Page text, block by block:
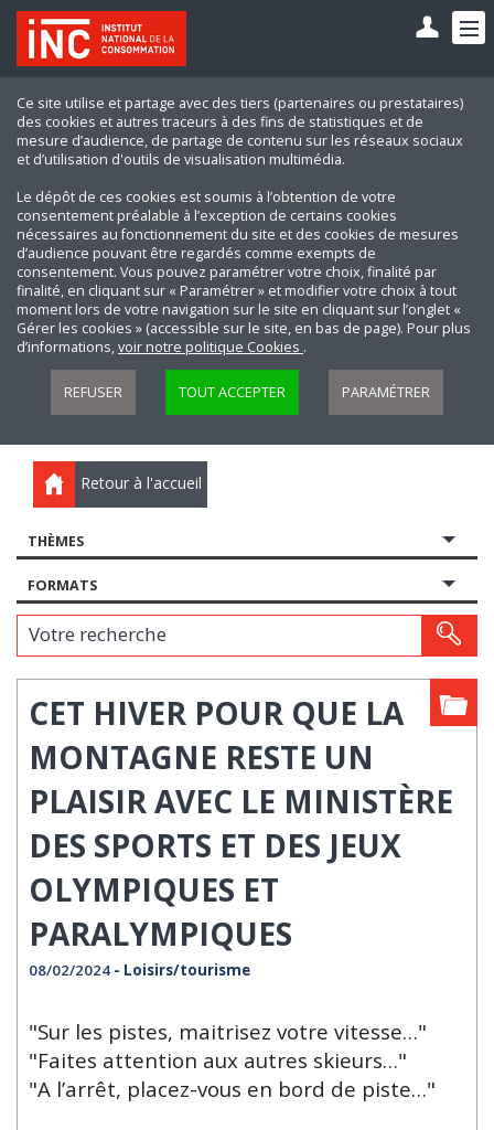
Ce site utilise et partage avec des tiers (partenaires ou prestataires)
des cookies et autres traceurs à des fins de statistiques et de
mesure d’audience, de partage de contenu sur les réseaux sociaux
et d’utilisation d'outils de visualisation multimédia.
Le dépôt de ces cookies est soumis à l’obtention de votre
consentement préalable à l’exception de certains cookies
nécessaires au fonctionnement du site et des cookies de mesures
d’audience pouvant être regardés comme exempts de
consentement. Vous pouvez paramétrer votre choix, finalité par
finalité, en cliquant sur « Paramétrer » et modifier votre choix à tout
moment lors de votre navigation sur le site en cliquant sur l’onglet «
Gérer les cookies » (accessible sur le site, en bas de page). Pour plus
d’informations,voir notre politique Cookies .
REFUSER TOUT ACCEPTER PARAMÉTRER
Retour à l'accueil
THÈMES
FORMATS
Votre recherche
CET HIVER POUR QUE LA
MONTAGNE RESTE UN
PLAISIR AVEC LE MINISTÈRE
DES SPORTS ET DES JEUX
OLYMPIQUES ET
PARALYMPIQUES
08/02/2024 - Loisirs/tourisme
"Sur les pistes, maitrisez votre vitesse…"
"Faites attention aux autres skieurs…"
"A l’arrêt, placez-vous en bord de piste…"